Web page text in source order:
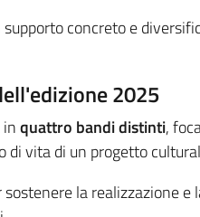
concreto e
2025
quattro bandi distinti,
di vita di un progetto
la realizzazione e